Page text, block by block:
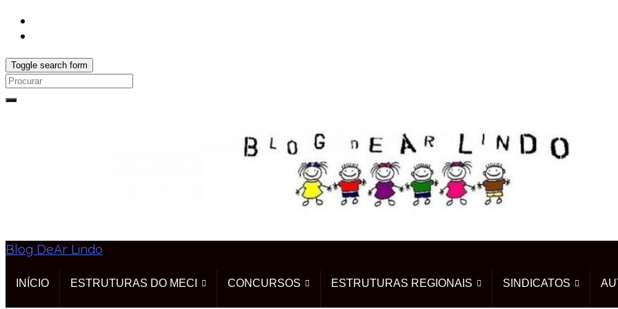
Toggle search form
Search
Blog DeAr Lindo
INÍCIO ESTRUTURAS DO MECI CONCURSOS ESTRUTURAS REGIONAIS SINDICATOS